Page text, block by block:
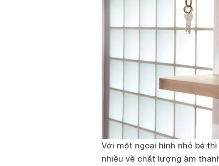
Với một ngoại hình nhỏ bé
nhiều về chất lượng âm